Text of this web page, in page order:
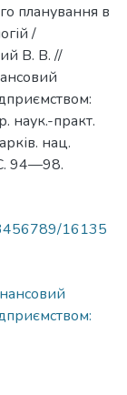
планування в
/
В. В. //
наук.-практ.
нац.
94—98.
16135